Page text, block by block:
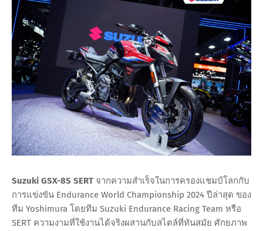
Suzuki GSX-8S SERT จากความสำเร็จในการครองแชมป์โลกกับ
การแข่งขัน Endurance World Championship 2024 ปีล่าสุด ของ
ทีม Yoshimura โดยทีม Suzuki Endurance Racing Team หรือ
SERT ความงามที่ใช้งานได้จริงผสานกับสไตล์ที่ทันสมัย ศักยภาพ